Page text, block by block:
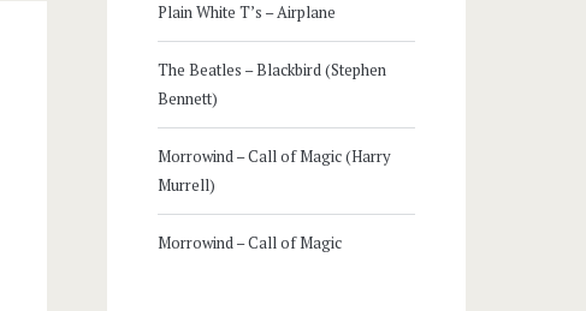
Plain White T’s – Airplane
The Beatles – Blackbird (Stephen
Bennett)
Morrowind – Call of Magic (Harry
Murrell)
Morrowind – Call of Magic